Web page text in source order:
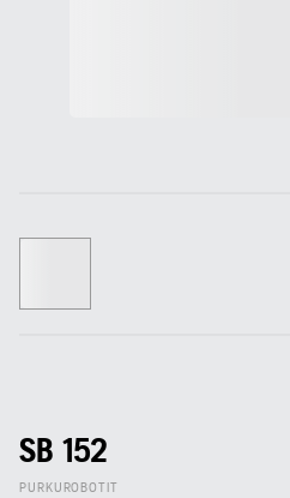
SB 152
PURKUROBOTIT